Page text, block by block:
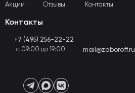
Акции Отзывы Контакты
Контакты
+7 (495) 256-22-22
с 09:00 до 19:00
mail@zaboroff.ru